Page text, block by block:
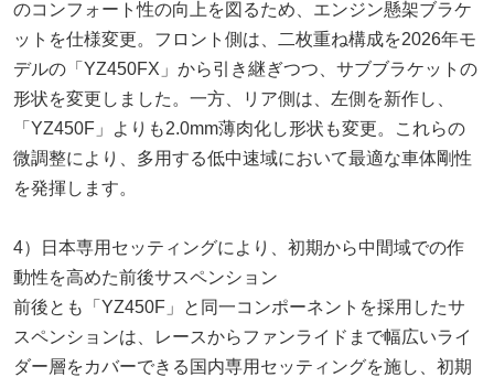
のコンフォート性の向上を図るため、エンジン懸架ブラケ
ットを仕様変更。フロント側は、二枚重ね構成を2026年モ
デルの「YZ450FX」から引き継ぎつつ、サブブラケットの
形状を変更しました。一方、リア側は、左側を新作し、
「YZ450F」よりも2.0mm薄肉化し形状も変更。これらの
微調整により、多用する低中速域において最適な車体剛性
を発揮します。
4）日本専用セッティングにより、初期から中間域での作
動性を高めた前後サスペンション
前後とも「YZ450F」と同一コンポーネントを採用したサ
スペンションは、レースからファンライドまで幅広いライ
ダー層をカバーできる国内専用セッティングを施し、初期